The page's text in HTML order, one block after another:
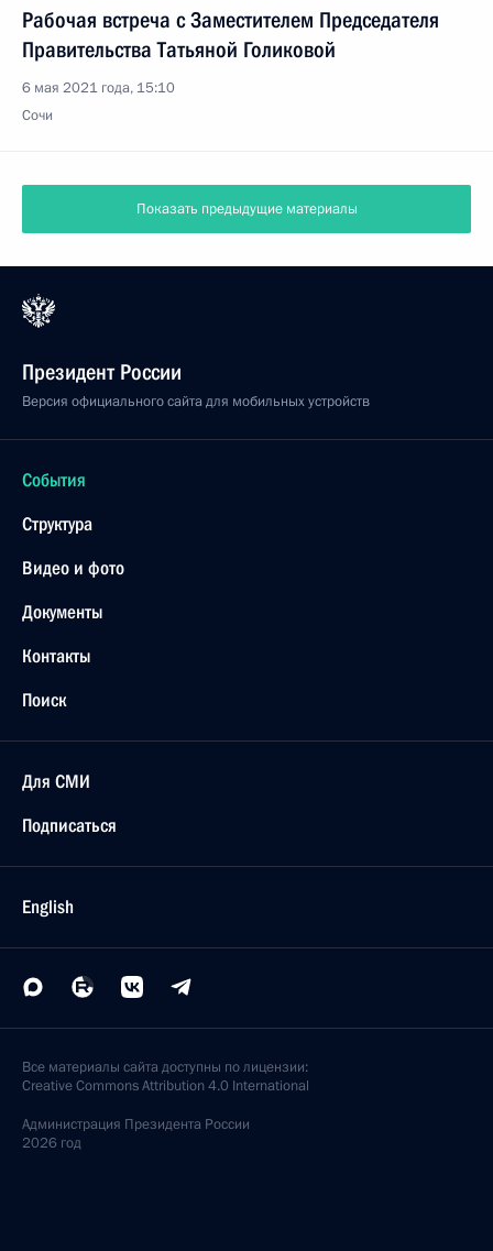
Рабочая встреча с Заместителем Председателя
Правительства Татьяной Голиковой
6 мая 2021 года, 15:10
Сочи
Показать предыдущие материалы
Президент России
Версия официального сайта для мобильных устройств
События
Структура
Видео и фото
Документы
Контакты
Поиск
Для СМИ
Подписаться
English
Все материалы сайта доступны по лицензии:
Creative Commons Attribution 4.0 International
Администрация Президента России
2026 год